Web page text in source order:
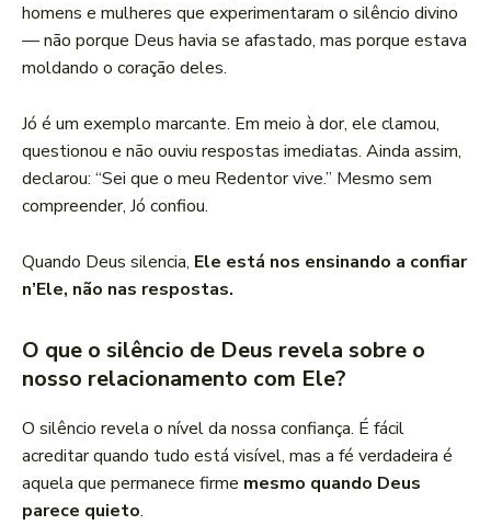
homens e mulheres que experimentaram o silêncio divino
— não porque Deus havia se afastado, mas porque estava
moldando o coração deles.
Jó é um exemplo marcante. Em meio à dor, ele clamou,
questionou e não ouviu respostas imediatas. Ainda assim,
declarou: “Sei que o meu Redentor vive.” Mesmo sem
compreender, Jó confiou.
Quando Deus silencia, Ele está nos ensinando a confiar
n’Ele, não nas respostas.
O que o silêncio de Deus revela sobre o
nosso relacionamento com Ele?
O silêncio revela o nível da nossa confiança. É fácil
acreditar quando tudo está visível, mas a fé verdadeira é
aquela que permanece firme mesmo quando Deus
parece quieto.